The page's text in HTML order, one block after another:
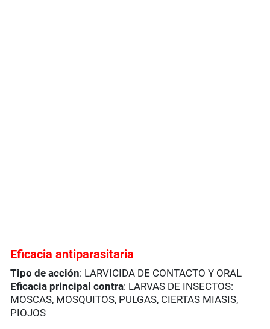
Eficacia antiparasitaria
Tipo de acción: LARVICIDA DE CONTACTO Y ORAL
Eficacia principal contra: LARVAS DE INSECTOS:
MOSCAS, MOSQUITOS, PULGAS, CIERTAS MIASIS,
PIOJOS